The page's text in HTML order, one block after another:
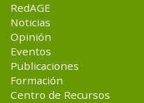
RedAGE
Noticias
Opinión
Eventos
Publicaciones
Formación
Centro de Recursos